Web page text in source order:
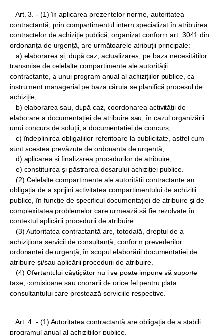
Art. 3. - (1) în aplicarea prezentelor norme, autoritatea
contractantă, prin compartimentul intern specializat în atribuirea
contractelor de achiziție publică, organizat conform art. 3041 din
ordonanța de urgență, are următoarele atribuții principale:
a) elaborarea și, după caz, actualizarea, pe baza necesităților
transmise de celelalte compartimente ale autorității
contractante, a unui program anual al achizițiilor publice, ca
instrument managerial pe baza căruia se planifică procesul de
achiziție;
b) elaborarea sau, după caz, coordonarea activității de
elaborare a documentației de atribuire sau, în cazul organizării
unui concurs de soluții, a documentației de concurs;
c) îndeplinirea obligațiilor referitoare la publicitate, astfel cum
sunt acestea prevăzute de ordonanța de urgență;
d) aplicarea și finalizarea procedurilor de atribuire;
e) constituirea și păstrarea dosarului achiziției publice.
(2) Celelalte compartimente ale autorității contractante au
obligația de a sprijini activitatea compartimentului de achiziții
publice, în funcție de specificul documentației de atribuire și de
complexitatea problemelor care urmează să fie rezolvate în
contextul aplicării procedurii de atribuire.
(3) Autoritatea contractantă are, totodată, dreptul de a
achiziționa servicii de consultanță, conform prevederilor
ordonanței de urgență, în scopul elaborării documentației de
atribuire și/sau aplicării procedurii de atribuire.
(4) Ofertantului câștigător nu i se poate impune să suporte
taxe, comisioane sau onorarii de orice fel pentru plata
consultantului care prestează serviciile respective.
Art. 4. - (1) Autoritatea contractantă are obligația de a stabili
programul anual al achizițiilor publice.